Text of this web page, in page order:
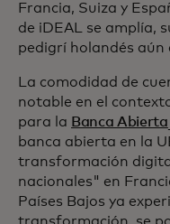
Francia, Suiza y
de iDEAL se amplía,
pedigrí holandés aún
La comodidad de
notable en el
para la Banca Abierta
banca abierta en la
transformación
nacionales" en
Países Bajos ya